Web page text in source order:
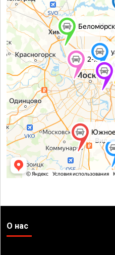
О нас